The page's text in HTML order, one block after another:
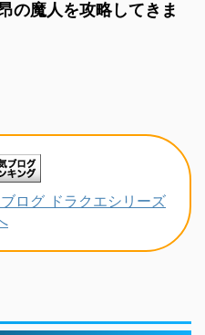
の魔人を攻略してきま